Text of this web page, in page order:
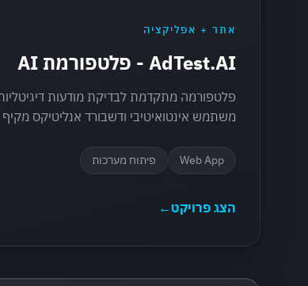
אתר + אפליקציה
AdTest.AI - פלטפורמת AI
פלטפורמה מתקדמת לבדיקת מודעות
משתמש אינטואיטיבי ודשבורד אנליטיקס מקיף
Web App פיתוח מערכות
הצג פרויקט ←